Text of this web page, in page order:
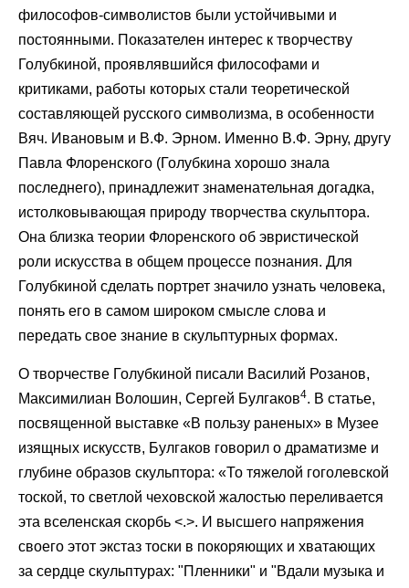
философов-символистов были устойчивыми и
постоянными. Показателен интерес к творчеству
Голубкиной, проявлявшийся философами и
критиками, работы которых стали теоретической
составляющей русского символизма, в особенности
Вяч. Ивановым и В.Ф. Эрном. Именно В.Ф. Эрну, другу
Павла Флоренского (Голубкина хорошо знала
последнего), принадлежит знаменательная догадка,
истолковывающая природу творчества скульптора.
Она близка теории Флоренского об эвристической
роли искусства в общем процессе познания. Для
Голубкиной сделать портрет значило узнать человека,
понять его в самом широком смысле слова и
передать свое знание в скульптурных формах.
О творчестве Голубкиной писали Василий Розанов,
Максимилиан Волошин, Сергей Булгаков4. В статье,
посвященной выставке «В пользу раненых» в Музее
изящных искусств, Булгаков говорил о драматизме и
глубине образов скульптора: «То тяжелой гоголевской
тоской, то светлой чеховской жалостью переливается
эта вселенская скорбь <.>. И высшего напряжения
своего этот экстаз тоски в покоряющих и хватающих
за сердце скульптурах: "Пленники" и "Вдали музыка и